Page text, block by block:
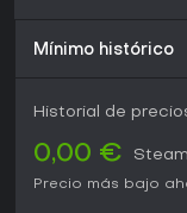
Mínimo histórico
Historial de
0,00 € Steam
Precio más bajo